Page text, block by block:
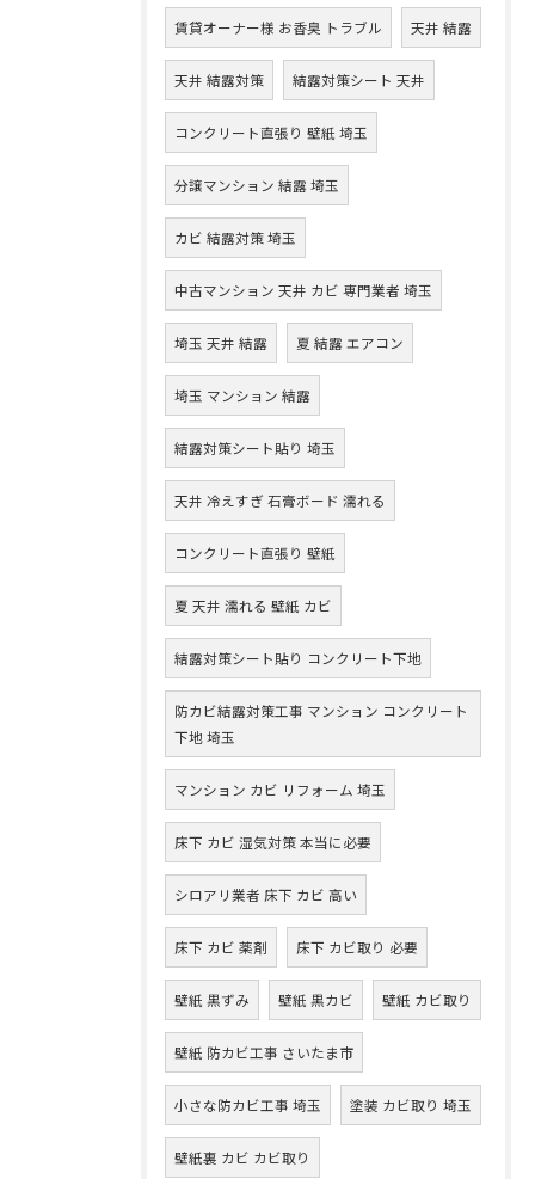
賃貸オーナー様 お香臭 トラブル 天井 結露
天井 結露対策 結露対策シート 天井
コンクリート直張り 壁紙 埼玉
分譲マンション 結露 埼玉
カビ 結露対策 埼玉
中古マンション 天井 カビ 専門業者 埼玉
埼玉 天井 結露 夏 結露 エアコン
埼玉 マンション 結露
結露対策シート貼り 埼玉
天井 冷えすぎ 石膏ボード 濡れる
コンクリート直張り 壁紙
夏 天井 濡れる 壁紙 カビ
結露対策シート貼り コンクリート下地
防カビ結露対策工事 マンション コンクリート
下地 埼玉
マンション カビ リフォーム 埼玉
床下 カビ 湿気対策 本当に必要
シロアリ業者 床下 カビ 高い
床下 カビ 薬剤 床下 カビ取り 必要
壁紙 黒ずみ 壁紙 黒カビ 壁紙 カビ取り
壁紙 防カビ工事 さいたま市
小さな防カビ工事 埼玉 塗装 カビ取り 埼玉
壁紙裏 カビ カビ取り